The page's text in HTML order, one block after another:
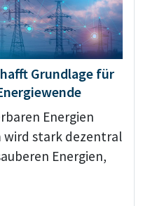
Grundlage für
Energien
wird stark dezentral
Energien,